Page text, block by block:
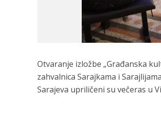
Otvaranje izložbe „Građanska
zahvalnica Sarajkama i
Sarajeva upriličeni su večeras u